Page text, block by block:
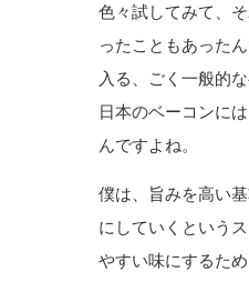
色々試してみて、
ったこともあった
入る、ごく一般的
日本のベーコンに
んですよね。
僕は、旨みを高い
にしていくという
やすい味にするた